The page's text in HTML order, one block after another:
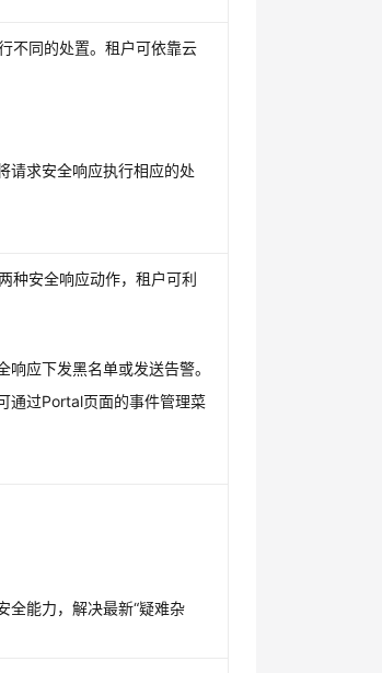
不同的处置。租户可依靠云
请求安全响应执行相应的处
种安全响应动作，租户可利
应下发黑名单或发送告警。
通过Portal页面的事件管理菜
全能力，解决最新“疑难杂